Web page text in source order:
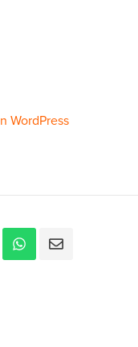
WordPress